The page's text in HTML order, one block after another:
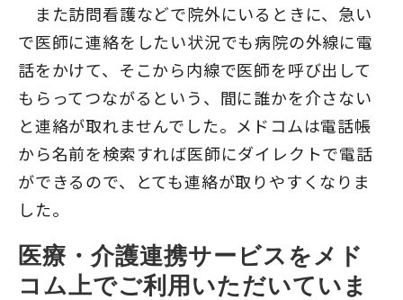
また訪問看護などで院外にいるときに、急い
で医師に連絡をしたい状況でも病院の外線に電
話をかけて、そこから内線で医師を呼び出して
もらってつながるという、間に誰かを介さない
と連絡が取れませんでした。メドコムは電話帳
から名前を検索すれば医師にダイレクトで電話
ができるので、とても連絡が取りやすくなりま
した。
医療・介護連携サービスをメド
コム上でご利用いただいていま